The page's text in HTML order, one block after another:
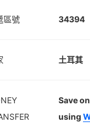
區號 34394
土耳其
Save
using